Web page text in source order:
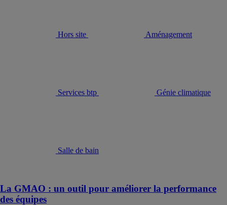
Hors site Aménagement
Services btp Génie climatique
Salle de bain
La GMAO : un outil pour améliorer la performance
des équipes